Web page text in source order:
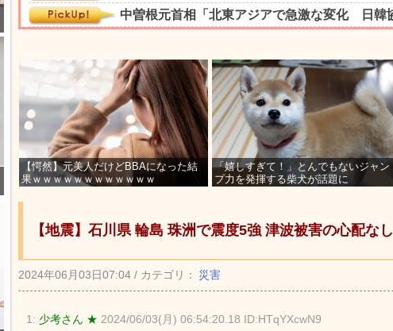
【愕然】元美人だけどBBAになった結
果ｗｗｗｗｗｗｗｗｗｗｗｗ
「嬉しすぎて！」とんでもないジャン
プ力を発揮する柴犬が話題に
【地震】石川県 輪島 珠洲で震度5強 津波被害の心配なし
2024年06月03日07:04 / カテゴリ： 災害
1: 少考さん ★ 2024/06/03(月) 06:54:20.18 ID:HTqYXcwN9